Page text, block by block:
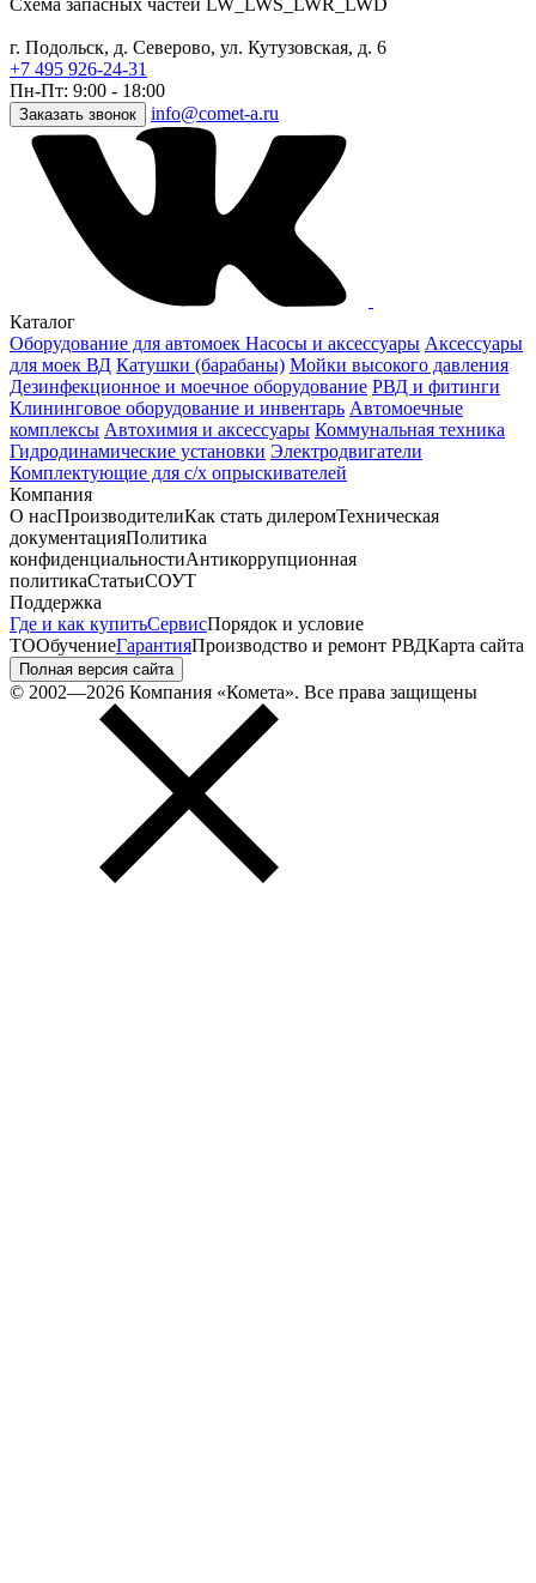
Схема запасных частей LW_LWS_LWR_LWD
г. Подольск, д. Северово, ул. Кутузовская, д. 6
+7 495 926-24-31
Пн-Пт: 9:00 - 18:00
Заказать звонок info@comet-a.ru
Каталог
Оборудование для автомоек Насосы и аксессуары Аксессуары
для моек ВД Катушки (барабаны) Мойки высокого давления
Дезинфекционное и моечное оборудование РВД и фитинги
Клининговое оборудование и инвентарь Автомоечные
комплексы Автохимия и аксессуары Коммунальная техника
Гидродинамические установки Электродвигатели
Комплектующие для с/х опрыскивателей
Компания
О насПроизводителиКак стать дилеромТехническая
документацияПолитика
конфиденциальностиАнтикоррупционная
политикаСтатьиСОУТ
Поддержка
Где и как купитьСервисПорядок и условие
ТООбучениеГарантияПроизводство и ремонт РВДКарта сайта
Полная версия сайта
© 2002—2026 Компания «Комета». Все права защищены